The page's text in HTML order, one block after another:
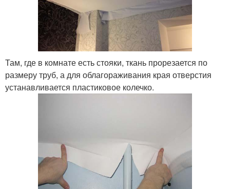
Там, где в комнате есть стояки, ткань прорезается по
размеру труб, а для облагораживания края отверстия
устанавливается пластиковое колечко.